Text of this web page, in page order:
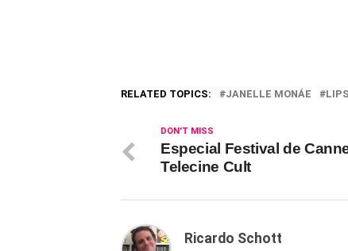
RELATED TOPICS: JANELLE MONÁE
DON'T MISS
Especial Festival de
Telecine Cult
Ricardo Schott